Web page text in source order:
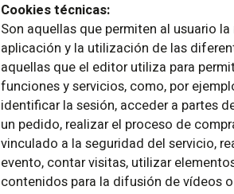
Cookies técnicas:
Son aquellas que permiten al usuario
aplicación y la utilización de las
aquellas que el editor utiliza para
funciones y servicios, como, por
identificar la sesión, acceder a partes
un pedido, realizar el proceso de
vinculado a la seguridad del servicio,
evento, contar visitas, utilizar
contenidos para la difusión de vídeos